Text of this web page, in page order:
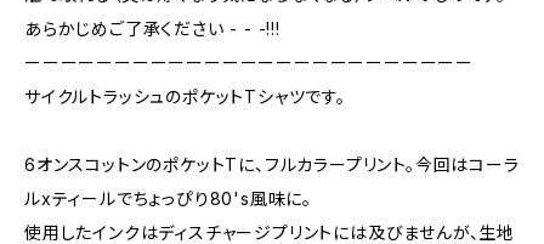
あらかじめご了承ください - - -!!!
ーーーーーーーーーーーーーーーーーーーーーーーーー
サイクルトラッシュのポケットTシャツです。
6オンスコットンのポケットTに、フルカラープリント。今回はコーラ
ルxティールでちょっぴり80's風味に。
使用したインクはディスチャージプリントには及びませんが、生地